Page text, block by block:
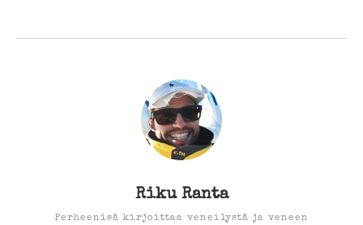
Riku Ranta
Perheenisä kirjoittaa veneilystä ja veneen